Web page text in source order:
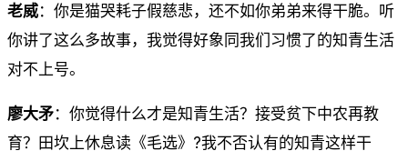
老威：你是猫哭耗子假慈悲，还不如你弟弟来得干脆。听
你讲了这么多故事，我觉得好象同我们习惯了的知青生活
对不上号。
廖大矛：你觉得什么才是知青生活？接受贫下中农再教
育？田坎上休息读《毛选》?我不否认有的知青这样干